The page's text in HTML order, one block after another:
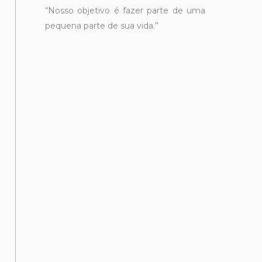
“Nosso objetivo é fazer parte de uma
pequena parte de sua vida.”